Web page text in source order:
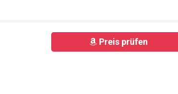
Preis prüfen